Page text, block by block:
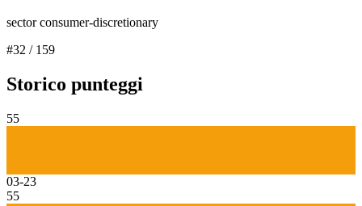
sector consumer-discretionary
#32 / 159
Storico punteggi
55
03-23
55